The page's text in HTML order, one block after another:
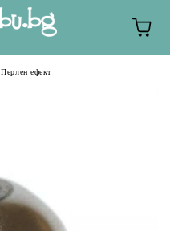
Перлен ефект